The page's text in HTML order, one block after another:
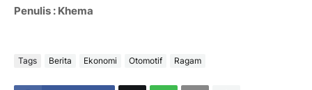
Penulis : Khema
Tags Berita Ekonomi Otomotif Ragam